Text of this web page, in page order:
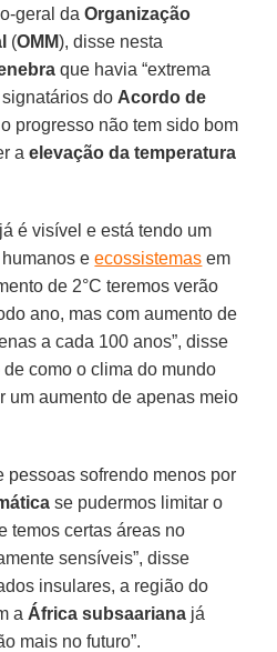
geral daOrganização
(OMM), disse nesta
que havia “extrema
do Acordo de
progresso não tem sido bom
aelevação da temperatura
já é visível e está tendo um
humanos eecossistemas em
de 2°C teremos verão
ano, mas com aumento de
a cada 100 anos”, disse
como o clima do mundo
um aumento de apenas meio
pessoas sofrendo menos por
se pudermos limitar o
temos certas áreas no
sensíveis”, disse
insulares, a região do
a África subsaariana já
mais no futuro”.